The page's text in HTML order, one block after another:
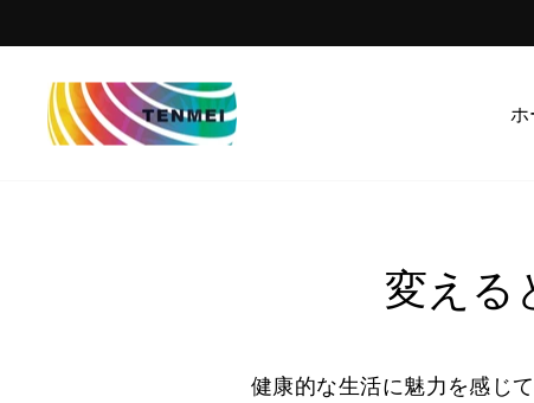
ン
ホ
変える
健康的な生活に魅力を感じ